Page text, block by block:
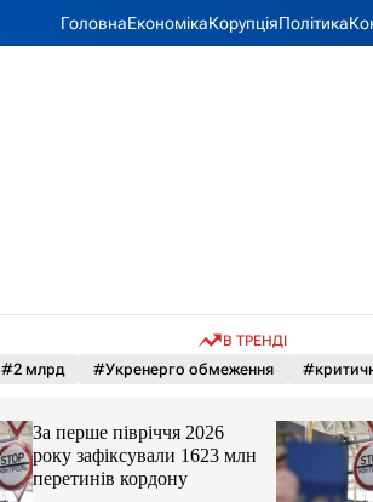
ГоловнаЕкономікаКорупціяПолітика
В ТРЕНДІ
#2 млрд #Укренерго обмеження
За перше півріччя 2026
року зафіксували 1623 млн
перетинів кордону